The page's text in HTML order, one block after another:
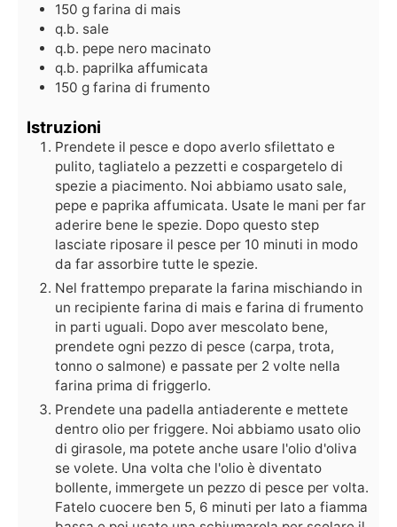
150 g farina di mais
q.b. sale
q.b. pepe nero macinato
q.b. paprilka affumicata
150 g farina di frumento
Istruzioni
Prendete il pesce e dopo averlo sfilettato e
pulito, tagliatelo a pezzetti e cospargetelo di
spezie a piacimento. Noi abbiamo usato sale,
pepe e paprika affumicata. Usate le mani per far
aderire bene le spezie. Dopo questo step
lasciate riposare il pesce per 10 minuti in modo
da far assorbire tutte le spezie.
Nel frattempo preparate la farina mischiando in
un recipiente farina di mais e farina di frumento
in parti uguali. Dopo aver mescolato bene,
prendete ogni pezzo di pesce (carpa, trota,
tonno o salmone) e passate per 2 volte nella
farina prima di friggerlo.
Prendete una padella antiaderente e mettete
dentro olio per friggere. Noi abbiamo usato olio
di girasole, ma potete anche usare l'olio d'oliva
se volete. Una volta che l'olio è diventato
bollente, immergete un pezzo di pesce per volta.
Fatelo cuocere ben 5, 6 minuti per lato a fiamma